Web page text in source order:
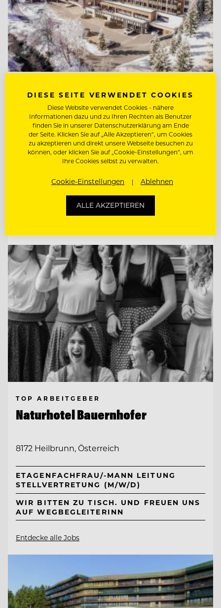
Natur- & Biohotel Bergzeit
6675 Tannheim, Österreich
CHEF DE PARTIE
TOP ARBEITGEBER
Naturhotel Bauernhofer
8172 Heilbrunn, Österreich
ETAGENFACHFRAU/-MANN LEITUNG
STELLVERTRETUNG (M/W/D)
WIR BITTEN ZU TISCH. UND FREUEN UNS
AUF WEGBEGLEITERINN
Entdecke alle Jobs
DIESE SEITE VERWENDET COOKIES
Diese Website verwendet Cookies - nähere
Informationen dazu und zu Ihren Rechten als Benutzer
finden Sie in unserer Datenschutzerklärung am Ende
der Seite. Klicken Sie auf „Alle Akzeptieren“, um Cookies
zu akzeptieren und direkt unsere Webseite besuchen zu
können, oder klicken Sie auf „Cookie-Einstellungen“, um
Ihre Cookies selbst zu verwalten.
Cookie-Einstellungen Ablehnen
ALLE AKZEPTIEREN